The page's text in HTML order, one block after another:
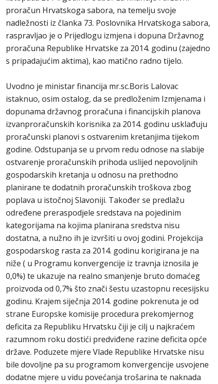
proračun Hrvatskoga sabora, na temelju svoje
nadležnosti iz članka 73. Poslovnika Hrvatskoga sabora,
raspravljao je o Prijedlogu izmjena i dopuna Državnog
proračuna Republike Hrvatske za 2014. godinu (zajedno
s pripadajućim aktima), kao matično radno tijelo.
Uvodno je ministar financija mr.sc.Boris Lalovac
istaknuo, osim ostalog, da se predloženim Izmjenama i
dopunama državnog proračuna i financijskih planova
izvanproračunskih korisnika za 2014. godinu usklađuju
proračunski planovi s ostvarenim kretanjima tijekom
godine. Odstupanja se u prvom redu odnose na slabije
ostvarenje proračunskih prihoda uslijed nepovoljnih
gospodarskih kretanja u odnosu na prethodno
planirane te dodatnih proračunskih troškova zbog
poplava u istočnoj Slavoniji. Također se predlažu
određene preraspodjele sredstava na pojedinim
kategorijama na kojima planirana sredstva nisu
dostatna, a nužno ih je izvršiti u ovoj godini. Projekcija
gospodarskog rasta za 2014. godinu korigirana je na
niže ( u Programu konvergencije iz travnja iznosila je
0,0%) te ukazuje na realno smanjenje bruto domaćeg
proizvoda od 0,7% što znači šestu uzastopnu recesijsku
godinu. Krajem siječnja 2014. godine pokrenuta je od
strane Europske komisije procedura prekomjernog
deficita za Republiku Hrvatsku čiji je cilj u najkraćem
razumnom roku dostići predviđene razine deficita opće
države. Poduzete mjere Vlade Republike Hrvatske nisu
bile dovoljne pa su programom konvergencije usvojene
dodatne mjere u vidu povećanja trošarina te naknada